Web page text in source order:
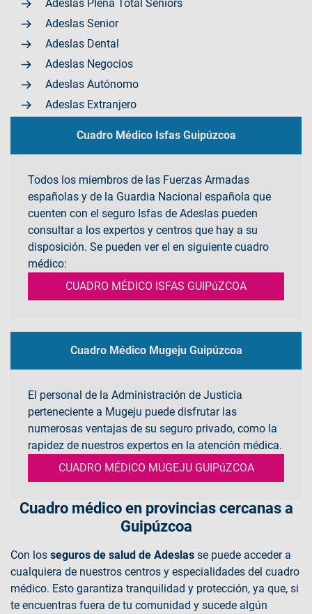
Adeslas Plena Total Seniors
Adeslas Senior
Adeslas Dental
Adeslas Negocios
Adeslas Autónomo
Adeslas Extranjero
Cuadro Médico Isfas Guipúzcoa
Todos los miembros de las Fuerzas Armadas
españolas y de la Guardia Nacional española que
cuenten con el seguro Isfas de Adeslas pueden
consultar a los expertos y centros que hay a su
disposición. Se pueden ver el en siguiente cuadro
médico:
CUADRO MÉDICO ISFAS GUIPúZCOA
Cuadro Médico Mugeju Guipúzcoa
El personal de la Administración de Justicia
perteneciente a Mugeju puede disfrutar las
numerosas ventajas de su seguro privado, como la
rapidez de nuestros expertos en la atención médica.
CUADRO MÉDICO MUGEJU GUIPúZCOA
Cuadro médico en provincias cercanas a
Guipúzcoa
Con los seguros de salud de Adeslas se puede acceder a
cualquiera de nuestros centros y especialidades del cuadro
médico. Esto garantiza tranquilidad y protección, ya que, si
te encuentras fuera de tu comunidad y sucede algún